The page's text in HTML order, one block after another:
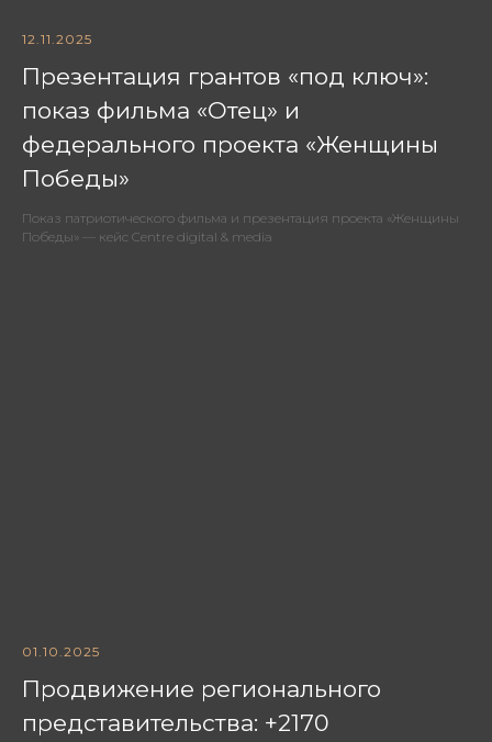
12.11.2025
Презентация грантов «под ключ»:
показ фильма «Отец» и
федерального проекта «Женщины
Победы»
Показ патриотического фильма и презентация проекта «Женщины
Победы» — кейс Centre digital & media
01.10.2025
Продвижение регионального
представительства: +2170